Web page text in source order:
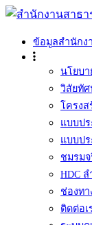
Skip
content
สำนักงานสาธาร
ข้อมูลสำนักง
นโยบา
วิสัยทั
โครงส
แบบปร
แบบปร
ชมรมจ
HDC ล
ช่องทา
ติดต่อเ